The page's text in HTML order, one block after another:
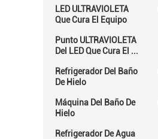
LED ULTRAVIOLETA
Que Cura El Equipo
Punto ULTRAVIOLETA
Del LED Que Cura El ...
Refrigerador Del Baño
De Hielo
Máquina Del Baño De
Hielo
Refrigerador De Agua